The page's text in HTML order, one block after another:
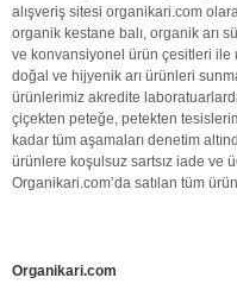
alışveriş sitesi organikari.com
organik kestane balı, organik arı
ve konvansiyonel ürün çesitleri ile
doğal ve hijyenik arı ürünleri
ürünlerimiz akredite
çiçekten peteğe, petekten
kadar tüm aşamaları denetim
ürünlere koşulsuz sartsız iade ve
Organikari.com’da satılan tüm
Organikari.com